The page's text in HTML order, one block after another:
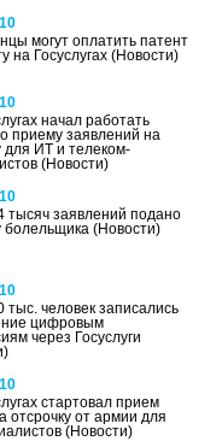
могут оплатить патент
на Госуслугах(Новости)
начал работать
приему заявлений на
для ИТ и телеком-
(Новости)
тысяч заявлений подано
болельщика(Новости)
тыс. человек записались
цифровым
через Госуслуги
стартовал прием
отсрочку от армии для
(Новости)